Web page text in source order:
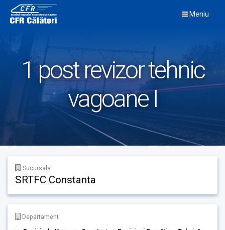
content
Meniu
1 post revizor tehnic
vagoane I
Sucursala
SRTFC Constanta
Departament